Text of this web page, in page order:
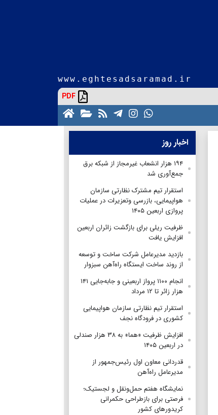
www.eghtesadsaramad.ir
PDF
اخبار روز
۱۹۴ هزار انشعاب غیرمجاز از شبکه برق
جمع‌آوری شد
استقرار تیم مشترک نظارتی سازمان
هواپیمایی، بازرسی وتعزیرات در عملیات
پروازی اربعین ۱۴۰۵
ظرفیت ریلی برای بازگشت زائران اربعین
افزایش یافت
بازدید مدیرعامل شرکت ساخت و توسعه
از روند ساخت ایستگاه راه‌آهن سبزوار
انجام ۱۱۰۰ پرواز اربعینی و جابه‌جایی ۱۴۱
هزار زائر تا ۱۲ مرداد
استقرار تیم‌ نظارتی سازمان هواپیمایی
کشوری در فرودگاه نجف
افزایش ظرفیت «هما» به ۳۸ هزار صندلی
در اربعین ۱۴۰۵
قدردانی معاون اول رئیس‌جمهور از
مدیرعامل راه‌آهن
نمایشگاه هفتم حمل‌ونقل و لجستیک؛
فرصتی برای بازطراحی حکمرانی
کریدورهای کشور